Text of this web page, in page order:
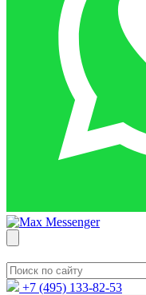
+7 (495) 133-82-53